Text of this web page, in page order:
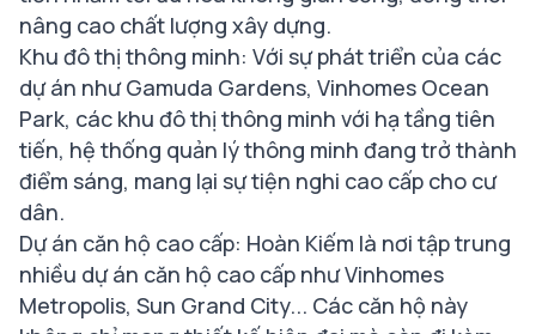
nâng cao chất lượng xây dựng.
Khu đô thị thông minh: Với sự phát triển của các
dự án như Gamuda Gardens, Vinhomes Ocean
Park, các khu đô thị thông minh với hạ tầng tiên
tiến, hệ thống quản lý thông minh đang trở thành
điểm sáng, mang lại sự tiện nghi cao cấp cho cư
dân.
Dự án căn hộ cao cấp: Hoàn Kiếm là nơi tập trung
nhiều dự án căn hộ cao cấp như Vinhomes
Metropolis, Sun Grand City... Các căn hộ này